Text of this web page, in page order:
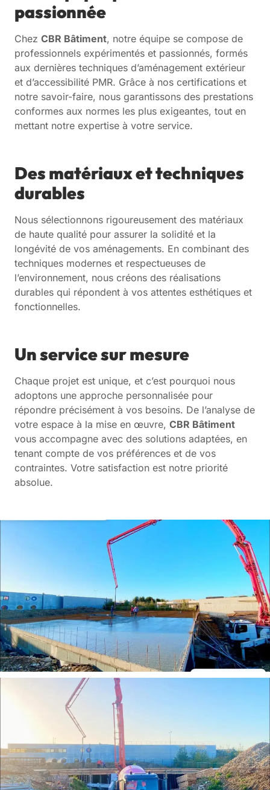
passionnée
Chez CBR Bâtiment, notre équipe se compose de
professionnels expérimentés et passionnés, formés
aux dernières techniques d’aménagement extérieur
et d’accessibilité PMR. Grâce à nos certifications et
notre savoir-faire, nous garantissons des prestations
conformes aux normes les plus exigeantes, tout en
mettant notre expertise à votre service.
Des matériaux et techniques
durables
Nous sélectionnons rigoureusement des matériaux
de haute qualité pour assurer la solidité et la
longévité de vos aménagements. En combinant des
techniques modernes et respectueuses de
l’environnement, nous créons des réalisations
durables qui répondent à vos attentes esthétiques et
fonctionnelles.
Un service sur mesure
Chaque projet est unique, et c’est pourquoi nous
adoptons une approche personnalisée pour
répondre précisément à vos besoins. De l’analyse de
votre espace à la mise en œuvre, CBR Bâtiment
vous accompagne avec des solutions adaptées, en
tenant compte de vos préférences et de vos
contraintes. Votre satisfaction est notre priorité
absolue.